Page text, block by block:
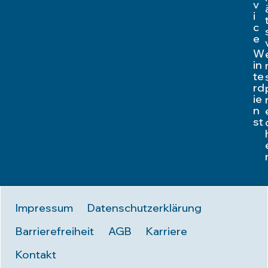
v
i
c
e
W
in
te
rd
ie
n
st
Impressum
Datenschutzerklärung
Barrierefreiheit
AGB
Karriere
Kontakt